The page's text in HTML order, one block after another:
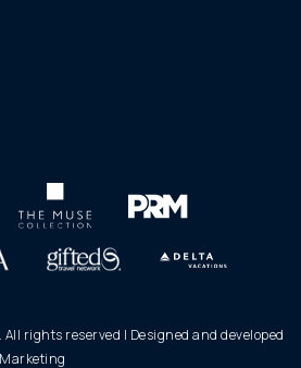
rights reserved | Designed and developed